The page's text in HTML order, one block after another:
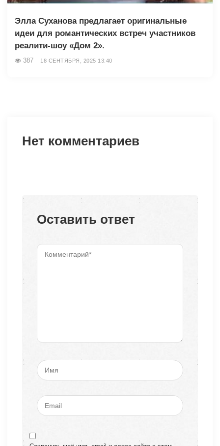
Элла Суханова предлагает оригинальные
идеи для романтических встреч участников
реалити-шоу «Дом 2».
387 18 СЕНТЯБРЯ, 2025 13:40
Нет комментариев
Оставить ответ